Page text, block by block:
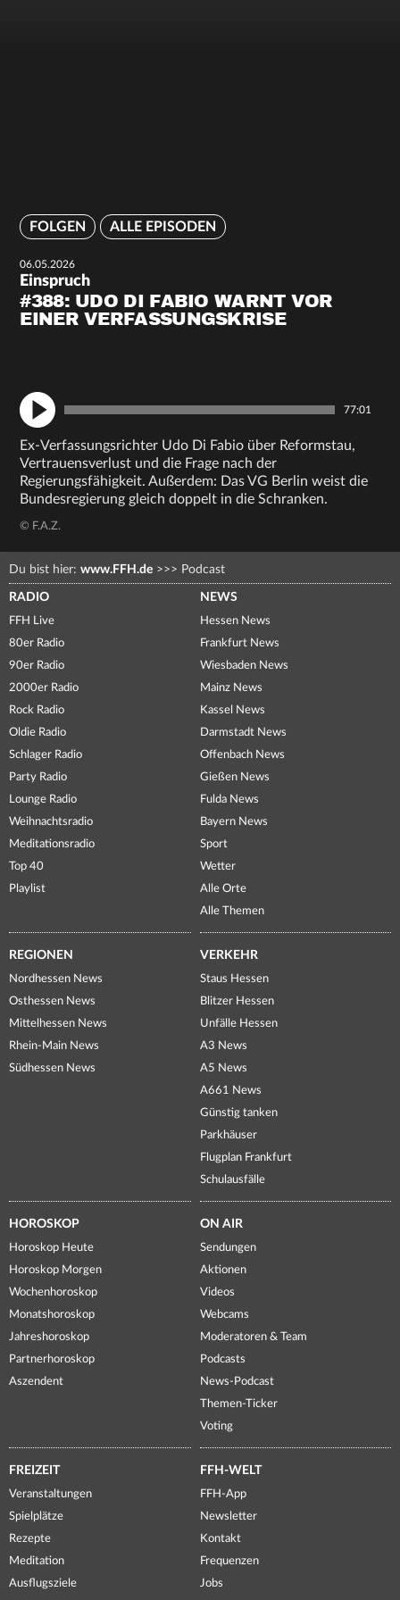
FOLGEN ALLE EPISODEN
06.05.2026
Einspruch
#388: UDO DI FABIO WARNT VOR
EINER VERFASSUNGSKRISE
77:01
Ex-Verfassungsrichter Udo Di Fabio über Reformstau,
Vertrauensverlust und die Frage nach der
Regierungsfähigkeit. Außerdem: Das VG Berlin weist die
Bundesregierung gleich doppelt in die Schranken.
© F.A.Z.
Du bist hier: www.FFH.de >>> Podcast
RADIO
FFH Live
80er Radio
90er Radio
2000er Radio
Rock Radio
Oldie Radio
Schlager Radio
Party Radio
Lounge Radio
Weihnachtsradio
Meditationsradio
Top 40
Playlist
NEWS
Hessen News
Frankfurt News
Wiesbaden News
Mainz News
Kassel News
Darmstadt News
Offenbach News
Gießen News
Fulda News
Bayern News
Sport
Wetter
Alle Orte
Alle Themen
REGIONEN
Nordhessen News
Osthessen News
Mittelhessen News
Rhein-Main News
Südhessen News
VERKEHR
Staus Hessen
Blitzer Hessen
Unfälle Hessen
A3 News
A5 News
A661 News
Günstig tanken
Parkhäuser
Flugplan Frankfurt
Schulausfälle
HOROSKOP
Horoskop Heute
Horoskop Morgen
Wochenhoroskop
Monatshoroskop
Jahreshoroskop
Partnerhoroskop
Aszendent
ON AIR
Sendungen
Aktionen
Videos
Webcams
Moderatoren & Team
Podcasts
News-Podcast
Themen-Ticker
Voting
FREIZEIT
Veranstaltungen
Spielplätze
Rezepte
Meditation
Ausflugsziele
FFH-WELT
FFH-App
Newsletter
Kontakt
Frequenzen
Jobs